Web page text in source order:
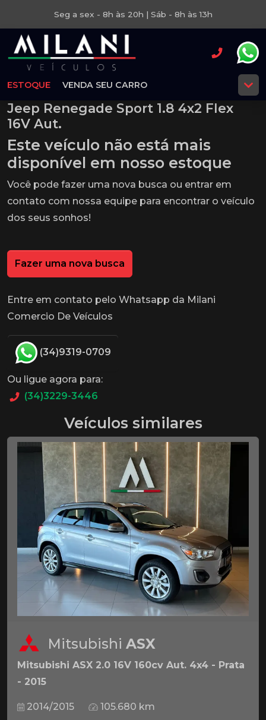
Seg a sex - 8h às 20h | Sáb - 8h às 13h
ESTOQUE VENDA SEU CARRO
Jeep Renegade Sport 1.8 4x2 Flex
16V Aut.
Este veículo não está mais
disponível em nosso estoque
Você pode fazer uma nova busca ou entrar em
contato com nossa equipe para encontrar o veículo
dos seus sonhos!
Fazer uma nova busca
Entre em contato pelo Whatsapp da Milani
Comercio De Veículos
(34)9319-0709
Ou ligue agora para:
(34)3229-3446
Veículos similares
Mitsubishi ASX
Mitsubishi ASX 2.0 16V 160cv Aut. 4x4 - Prata
- 2015
2014/2015 105.680 km